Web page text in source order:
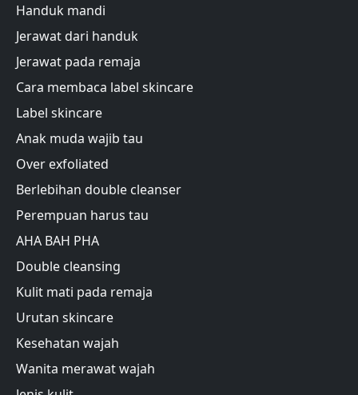
Handuk mandi
Jerawat dari handuk
Jerawat pada remaja
Cara membaca label skincare
Label skincare
Anak muda wajib tau
Over exfoliated
Berlebihan double cleanser
Perempuan harus tau
AHA BAH PHA
Double cleansing
Kulit mati pada remaja
Urutan skincare
Kesehatan wajah
Wanita merawat wajah